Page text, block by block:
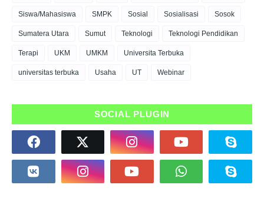
Siswa/Mahasiswa SMPK Sosial Sosialisasi Sosok
Sumatera Utara Sumut Teknologi Teknologi Pendidikan
Terapi UKM UMKM Universita Terbuka
universitas terbuka Usaha UT Webinar
SOCIAL PLUGIN